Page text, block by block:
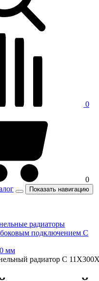
0
0
Показать навигацию
радиаторы
подключением C
мм
радиатор C